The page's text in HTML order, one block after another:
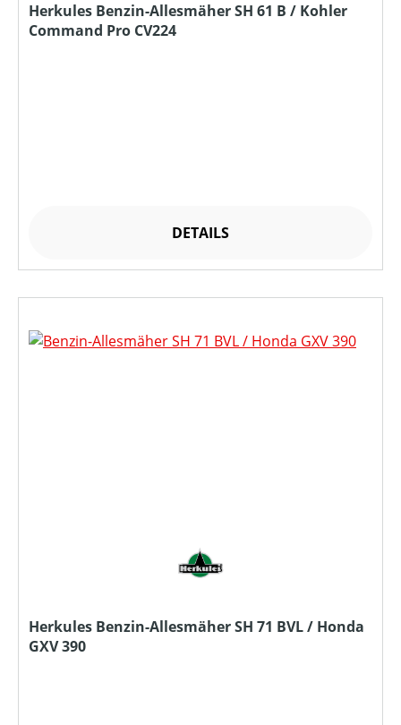
Herkules Benzin-Allesmäher SH 61 B / Kohler
Command Pro CV224
DETAILS
Herkules Benzin-Allesmäher SH 71 BVL / Honda
GXV 390